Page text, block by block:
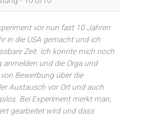
vor nun fast 10 Jahren
in die USA gemacht und ich
Zeit. Ich konnte mich noch
anmelden und die Orga und
Bewerbung über die
Austausch vor Ort und auch
Bei Experiment merkt man,
gearbeitet wird und dass